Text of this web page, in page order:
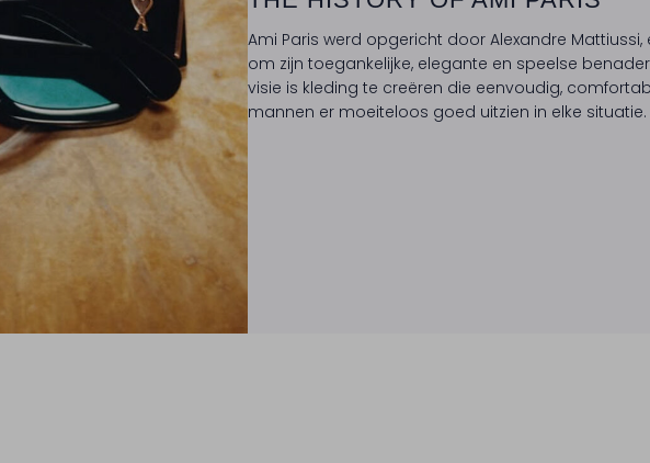
Ami Paris werd opgericht door Alexandre
om zijn toegankelijke, elegante en speelse
visie is kleding te creëren die eenvoudig,
mannen er moeiteloos goed uitzien in elke situatie.